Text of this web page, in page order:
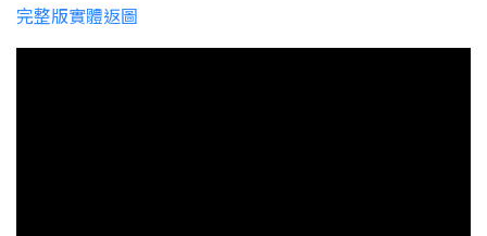
完整版實體返圖